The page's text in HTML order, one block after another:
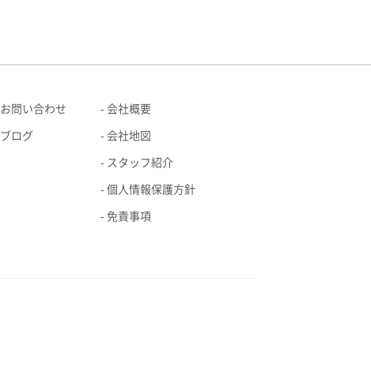
お問い合わせ
ブログ
会社概要
会社地図
スタッフ紹介
個人情報保護方針
免責事項